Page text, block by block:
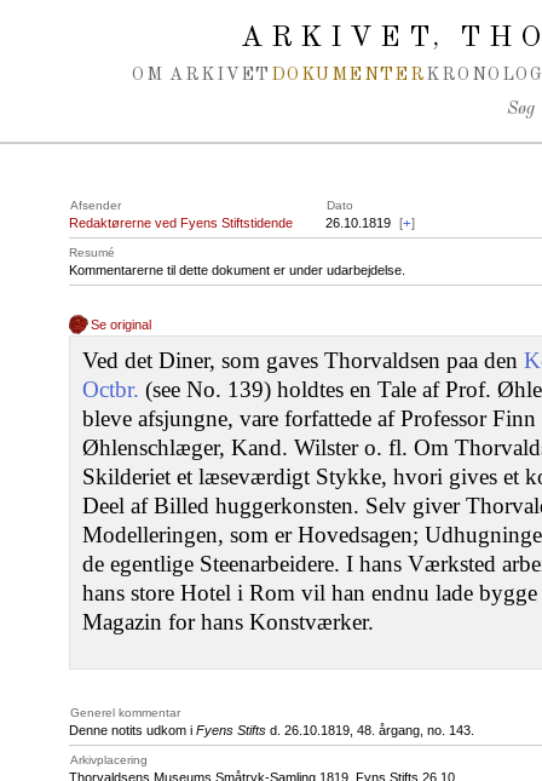
ARKIVET,
OM ARKIVET DOKUMENTER
Søg
Afsender Dato
Redaktørerne ved Fyens Stiftstidende 26.10.1819 [+]
Resumé
Kommentarerne til dette dokument er under udarbejdelse.
Se original
Ved det Diner, som gaves Thorvaldsen paa den
Octbr. (see No. 139) holdtes en Tale af Prof.
bleve afsjungne, vare forfattede af Professor
Øhlenschlæger, Kand. Wilster o. fl. Om
Skilderiet et læseværdigt Stykke, hvori gives et
Deel af Billed huggerkonsten. Selv giver
Modelleringen, som er Hovedsagen;
de egentlige Steenarbeidere. I hans Værksted
hans store Hotel i Rom vil han endnu lade
Magazin for hans Konstværker.
Generel kommentar
Denne notits udkom i Fyens Stifts d. 26.10.1819, 48. årgang, no. 143.
Arkivplacering
Thorvaldsens Museums Småtryk-Samling 1819, Fyns Stifts 26.10.